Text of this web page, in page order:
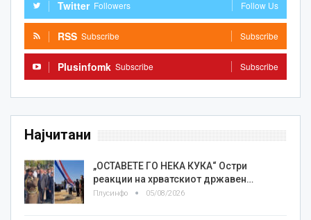
Twitter Followers Follow Us
RSS Subscribe Subscribe
Plusinfomk Subscribe Subscribe
Најчитани
„ОСТАВЕТЕ ГО НЕКА КУКА“ Остри
реакции на хрватскиот државен…
Плусинфо 05/08/2026